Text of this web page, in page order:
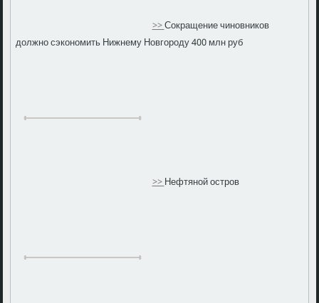
>>Сокращение чиновников
должно сэкономить Нижнему Новгороду 400 млн руб
>>Нефтяной остров